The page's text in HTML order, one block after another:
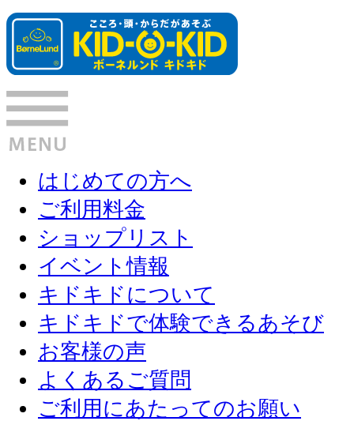
はじめての方へ
ご利用料金
ショップリスト
イベント情報
キドキドについて
キドキドで体験できるあそび
お客様の声
よくあるご質問
ご利用にあたってのお願い